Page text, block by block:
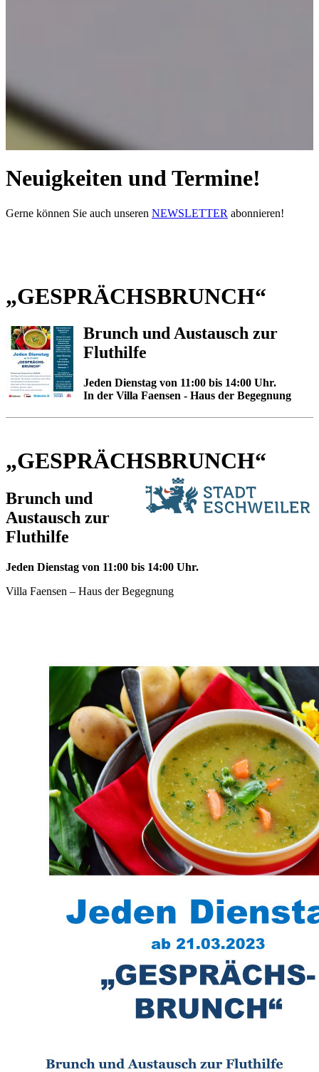
Neuigkeiten und Termine!
Gerne können Sie auch unseren NEWSLETTER abonnieren!
„GESPRÄCHSBRUNCH“
Brunch und Austausch zur
Fluthilfe
Jeden Dienstag von 11:00 bis 14:00 Uhr.
In der Villa Faensen - Haus der Begegnung
„GESPRÄCHSBRUNCH“
Brunch und
Austausch zur
Fluthilfe
Jeden Dienstag von 11:00 bis 14:00 Uhr.
Villa Faensen – Haus der Begegnung